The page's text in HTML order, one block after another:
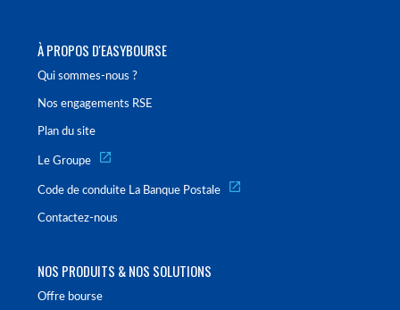
À PROPOS D'EASYBOURSE
Qui sommes-nous ?
Nos engagements RSE
Plan du site
Le Groupe
Code de conduite La Banque Postale
Contactez-nous
NOS PRODUITS & NOS SOLUTIONS
Offre bourse